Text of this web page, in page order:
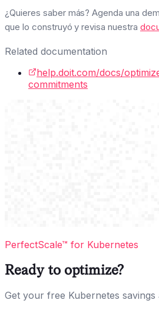
¿Quieres saber más? Agenda una
que lo construyó y revisa nuestra
Related documentation
help.doit.com/docs/
commitments
PerfectScale™ for Kubernetes
Ready to optimize?
Get your free Kubernetes savings